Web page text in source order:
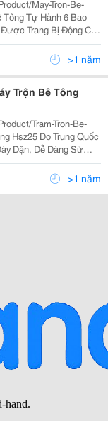
May-Tron-Be-
Tông Tự Hành 6 Bao
Trang Bị Động Cơ
Đề Nổ, Làm Mát Bằng
Đơn Giản, Tiết Kiệm
>1 năm
Trộn Bê Tông
Tram-Tron-Be-
Dặn, Dễ Dàng Sử
Bảo Trì, Giá Cả
Hợp Lý Và Đạt Hiệu Quả Cao Trong Công Việc. Mọi T
>1 năm